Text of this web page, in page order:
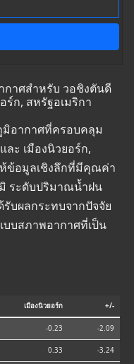
กาศสำหรับ วอชิงตันดี
ร์ก, สหรัฐอเมริกา
มิอากาศที่ครอบคลุม
ละ เมืองนิวยอร์ก,
ห้ข้อมูลเชิงลึกที่มีคุณค่า
ระดับปริมาณน้ำฝน
บผลกระทบจากปัจจัย
บสภาพอากาศที่เป็น
เมืองนิวยอร์ก +/-
-0.23 -2.09
0.33 -3.24